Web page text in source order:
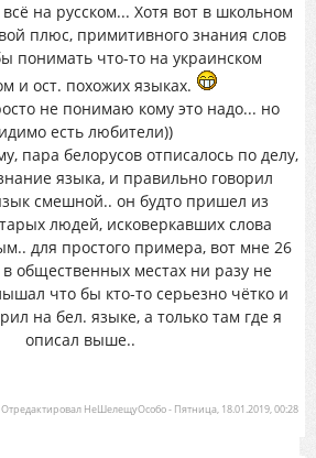
на русском... Хотя вот в школьном
плюс, примитивного знания слов
понимать что-то на украинском
и ост. похожих языках.
не понимаю кому это надо... но
есть любители))
пара белорусов отписалось по делу,
языка, и правильно говорил
смешной.. он будто пришел из
людей, исковеркавших слова
для простого примера, вот мне 26
в общественных местах ни разу не
что бы кто-то серьезно чётко и
на бел. языке, а только там где я
описал выше..
Отредактировал НеШелещуОсобо- Пятница, 18.01.2019, 00:28